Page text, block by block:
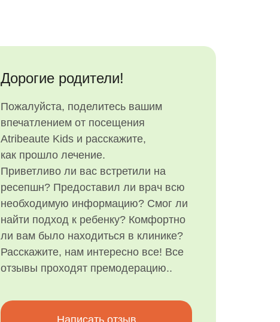
Дорогие родители!
Пожалуйста, поделитесь вашим
впечатлением от посещения
Atribeaute Kids и расскажите,
как прошло лечение.
Приветливо ли вас встретили на
ресепшн? Предоставил ли врач всю
необходимую информацию? Смог ли
найти подход к ребенку? Комфортно
ли вам было находиться в клинике?
Расскажите, нам интересно все! Все
отзывы проходят премодерацию..
Написать отзыв